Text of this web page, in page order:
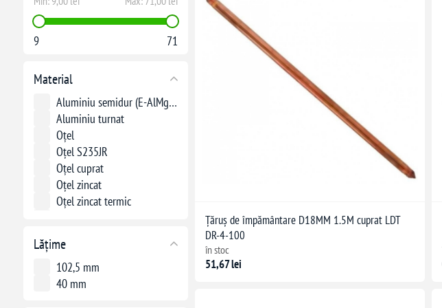
9 71
Material
Aluminiu semidur (E-AlMgSi0.5 conform DIN 48801)
Aluminiu turnat
Oțel
Oțel S235JR
Oțel cuprat
Oțel zincat
Oțel zincat termic
Lățime
102,5 mm
40 mm
Țăruș de împământare D18MM 1.5M cuprat LDT
DR-4-100
în stoc
51,67 lei